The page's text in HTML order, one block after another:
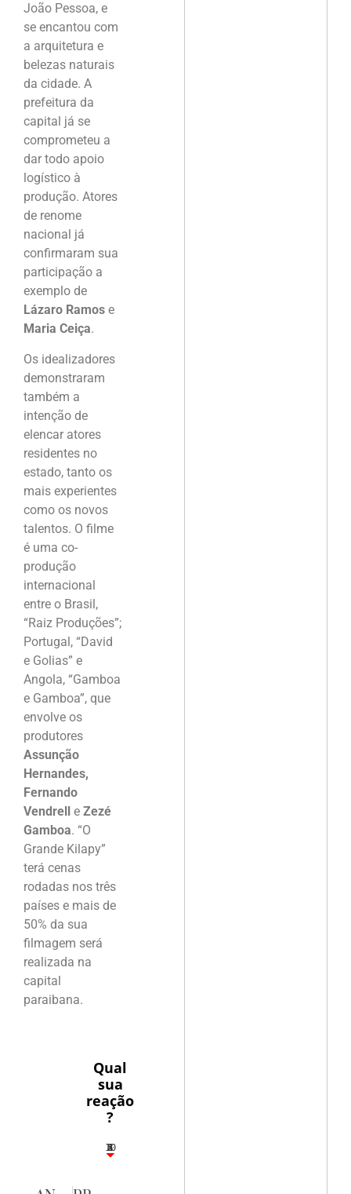
João Pessoa, e
se encantou com
a arquitetura e
belezas naturais
da cidade. A
prefeitura da
capital já se
comprometeu a
dar todo apoio
logístico à
produção. Atores
de renome
nacional já
confirmaram sua
participação a
exemplo de
Lázaro Ramos e
Maria Ceiça.
Os idealizadores
demonstraram
também a
intenção de
elencar atores
residentes no
estado, tanto os
mais experientes
como os novos
talentos. O filme
é uma co-
produção
internacional
entre o Brasil,
“Raiz Produções”;
Portugal, “David
e Golias” e
Angola, “Gamboa
e Gamboa”, que
envolve os
produtores
Assunção
Hernandes,
Fernando
Vendrell e Zezé
Gamboa. “O
Grande Kilapy”
terá cenas
rodadas nos três
países e mais de
50% da sua
filmagem será
realizada na
capital
paraibana.
Qual
sua
reação
?
5
2
4
3
10